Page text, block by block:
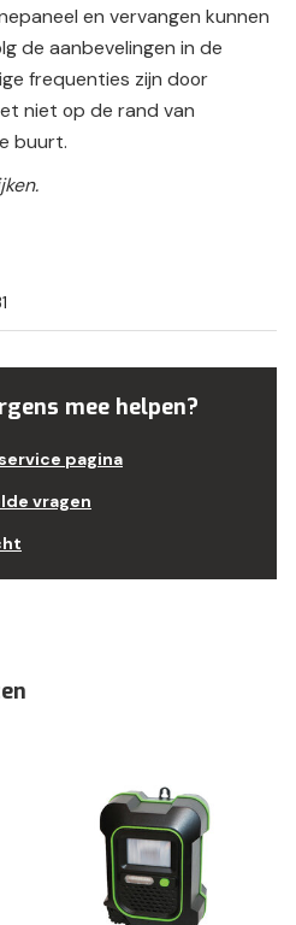
en vervangen kunnen
de aanbevelingen in de
frequenties zijn door
niet op de rand van
buurt.
mee helpen?
pagina
vragen